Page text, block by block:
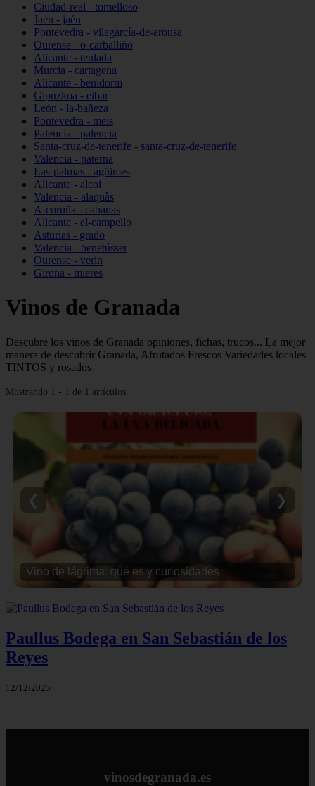
Ciudad-real - tomelloso
Jaén - jaén
Pontevedra - vilagarcía-de-arousa
Ourense - o-carballiño
Alicante - teulada
Murcia - cartagena
Alicante - benidorm
Gipuzkoa - eibar
León - la-bañeza
Pontevedra - meis
Palencia - palencia
Santa-cruz-de-tenerife - santa-cruz-de-tenerife
Valencia - paterna
Las-palmas - agüimes
Alicante - alcoi
Valencia - alaquàs
A-coruña - cabanas
Alicante - el-campello
Asturias - grado
Valencia - benetússer
Ourense - verín
Girona - mieres
Vinos de Granada
Descubre los vinos de Granada opiniones, fichas, trucos... La mejor
manera de descubrir Granada, Afrutados Frescos Variedades locales
TINTOS y rosados
Mostrando 1 - 1 de 1 artículos
Vino de lágrima: qué es y curiosidades
❮ ❯
Paullus Bodega en San Sebastián de los
Reyes
12/12/2025
vinosdegranada.es